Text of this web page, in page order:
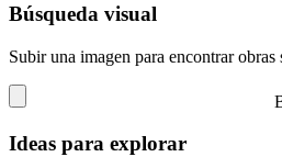
Búsqueda visual
Subir una imagen para encontrar obras
Ideas para explorar